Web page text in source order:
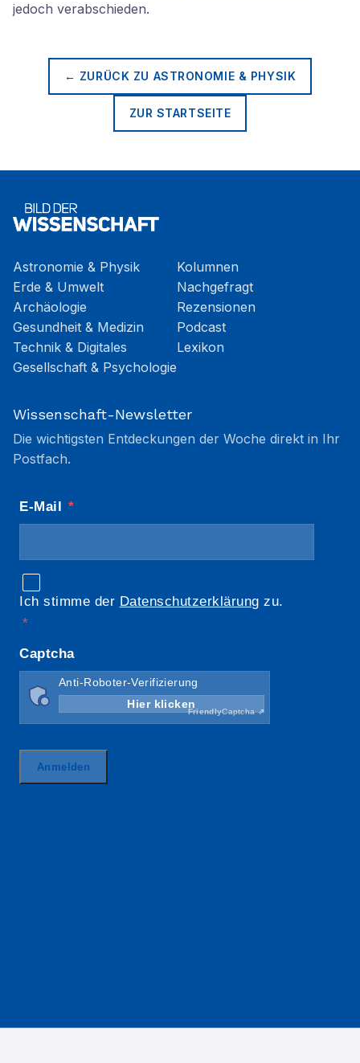
jedoch verabschieden.
← ZURÜCK ZU ASTRONOMIE & PHYSIK
ZUR STARTSEITE
Astronomie & Physik
Erde & Umwelt
Archäologie
Gesundheit & Medizin
Technik & Digitales
Gesellschaft & Psychologie
Kolumnen
Nachgefragt
Rezensionen
Podcast
Lexikon
Wissenschaft-Newsletter
Die wichtigsten Entdeckungen der Woche direkt in Ihr
Postfach.